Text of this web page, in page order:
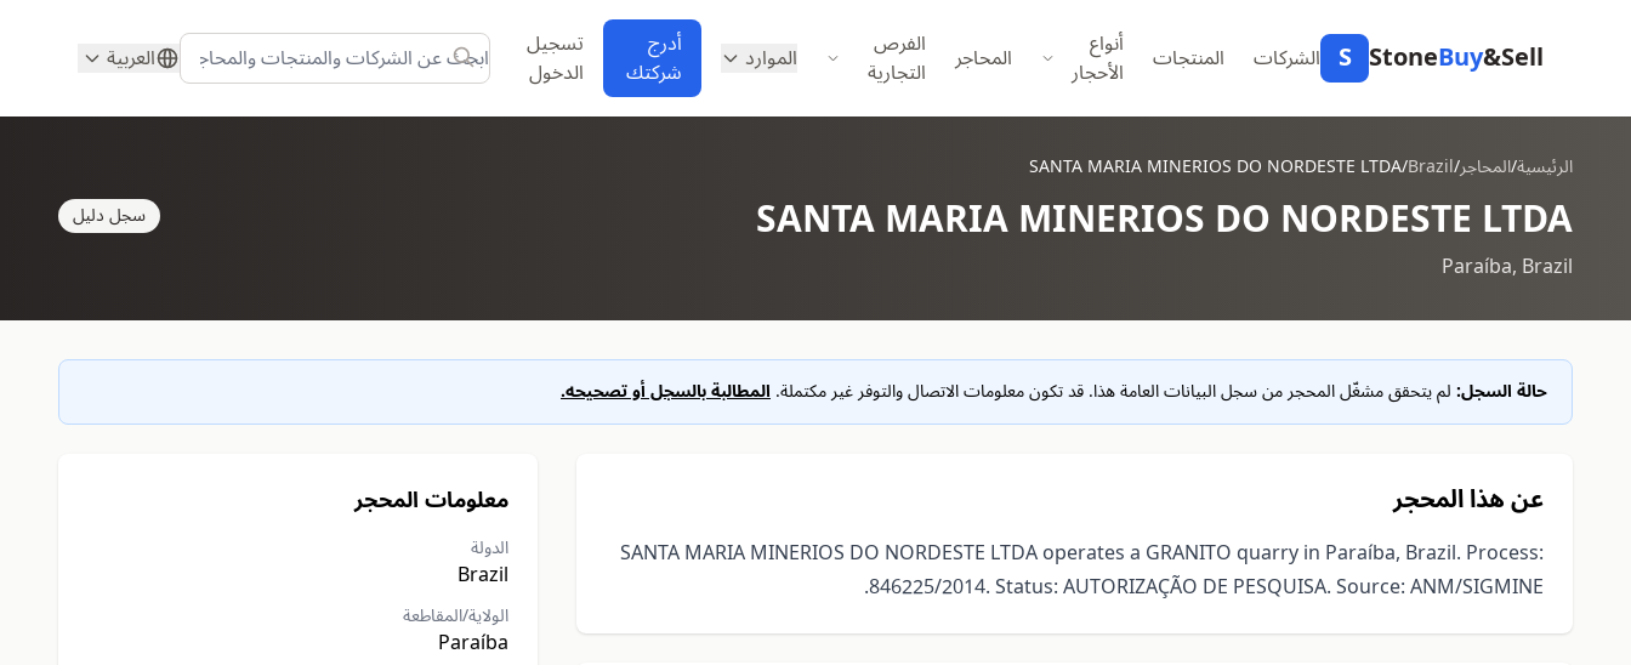
S StoneBuy&Sell الشركات المنتجات أنواع
الأحجار المحاجر الفرص
التجارية الموارد العربية تسجيل
الدخول
أدرج
شركتك
الرئيسية/المحاجر/
Brazil
/
SANTA MARIA MINERIOS DO NORDESTE LTDA
SANTA MARIA MINERIOS DO NORDESTE LTDA
Paraíba, Brazil
سجل دليل
حالة السجل:لم يتحقق مشغّل المحجر من سجل البيانات العامة هذا. قد تكون معلومات الاتصال والتوفر غير مكتملة.المطالبة بالسجل أو تصحيحه.
عن هذا المحجر
SANTA MARIA MINERIOS DO NORDESTE LTDA operates a GRANITO quarry in Paraíba, Brazil. Process:
846225/2014. Status: AUTORIZAÇÃO DE PESQUISA. Source: ANM/SIGMINE.
معلومات المحجر
الدولة
Brazil
الولاية/المقاطعة
Paraíba